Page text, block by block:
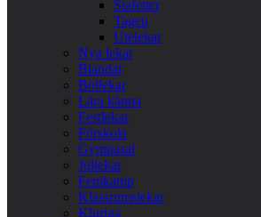
Stafetter
Tagen
Utelekar
Nya lekar
Blandat
Bollekar
Lära känna
Festlekar
Förskola
Gympasal
Jullekar
Femkamp
Klassrumslekar
Kluriga